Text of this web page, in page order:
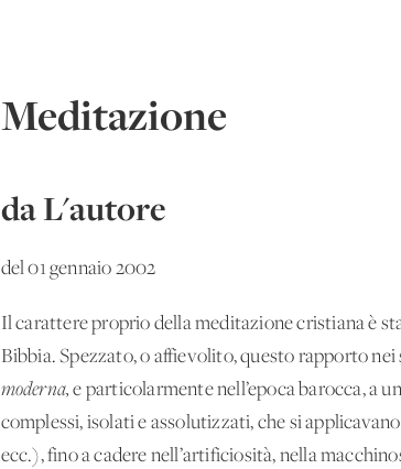
Meditazione
da L'autore
del 01 gennaio 2002
Il carattere proprio della meditazione cristiana è
Bibbia. Spezzato, o affievolito, questo rapporto nei
moderna,e particolarmente nell’epoca barocca, a
complessi, isolati e assolutizzati, che si
ecc.), fino a cadere nell’artificiosità, nella